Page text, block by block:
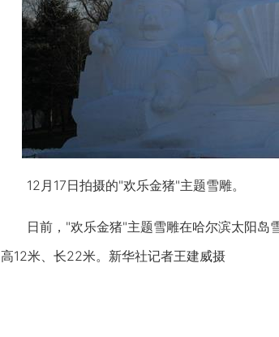
12月17日拍摄的"欢乐金猪"主题雪雕。
日前，"欢乐金猪"主题雪雕在哈尔滨太阳岛雪
高12米、长22米。新华社记者王建威摄